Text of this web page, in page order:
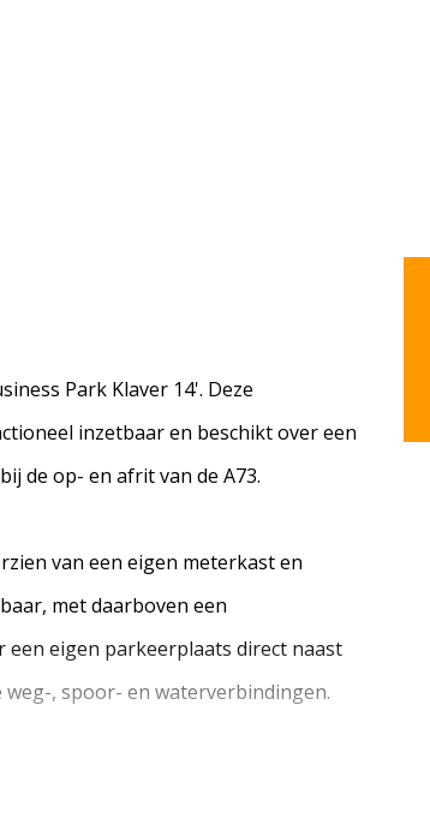
Park Klaver 14'. Deze
inzetbaar en beschikt over een
de op- en afrit van de A73.
van een eigen meterkast en
met daarboven een
een eigen parkeerplaats direct naast
, spoor- en waterverbindingen.